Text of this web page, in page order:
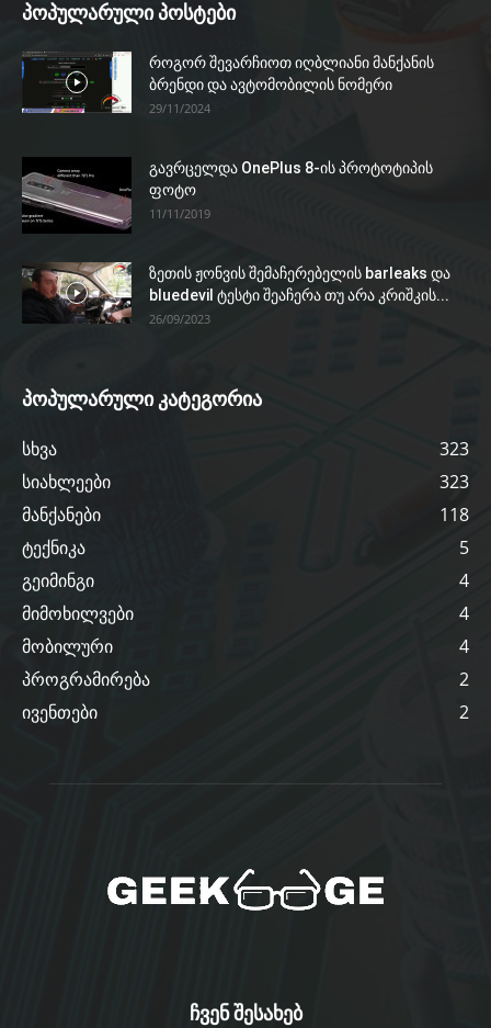
პოპულარული პოსტები
როგორ შევარჩიოთ იღბლიანი მანქანის
ბრენდი და ავტომობილის ნომერი
29/11/2024
გავრცელდა OnePlus 8-ის პროტოტიპის
ფოტო
11/11/2019
ზეთის ჟონვის შემაჩერებელის barleaks და
bluedevil ტესტი შეაჩერა თუ არა კრიშკის...
26/09/2023
პოპულარული კატეგორია
სხვა
323
სიახლეები
323
მანქანები
118
ტექნიკა
5
გეიმინგი
4
მიმოხილვები
4
მობილური
4
პროგრამირება
2
ივენთები
2
ჩვენ შესახებ